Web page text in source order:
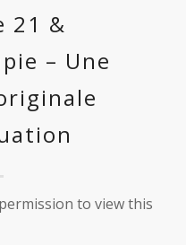
21 &
– Une
to view this